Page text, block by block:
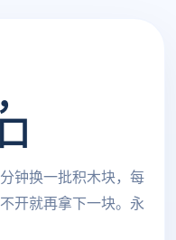
钟换一批积木块，每
开就再拿下一块。永